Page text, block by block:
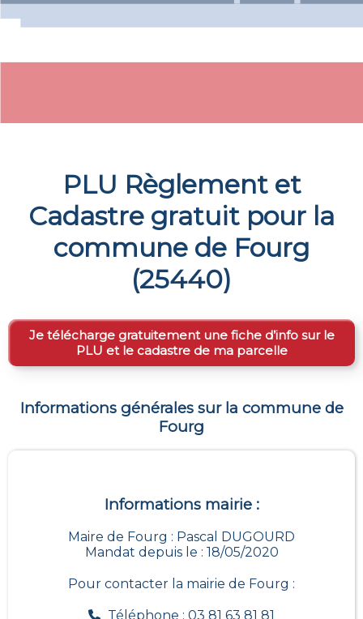
PLU Règlement et
Cadastre gratuit pour la
commune de Fourg
(25440)
Je télécharge gratuitement une fiche d’info sur le
PLU et le cadastre de ma parcelle
Informations générales sur la commune de
Fourg
Informations mairie :
Maire de Fourg : Pascal DUGOURD
Mandat depuis le : 18/05/2020
Pour contacter la mairie de Fourg :
Téléphone : 03 81 63 81 81